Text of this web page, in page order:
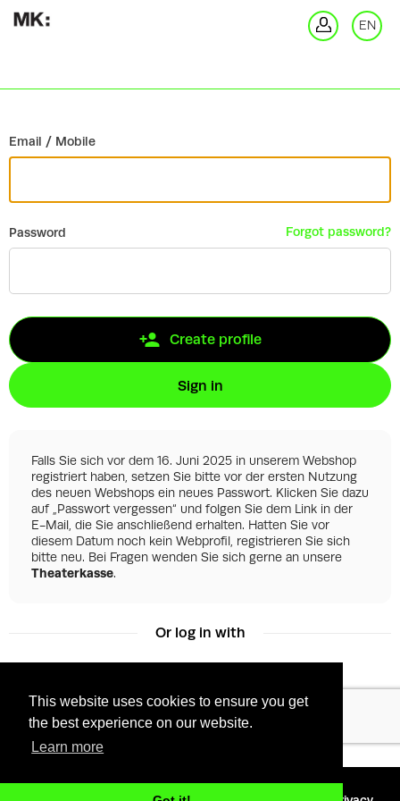
This website uses cookies to ensure you get
the best experience on our website.
Learn more
EN
Email / Mobile
Password Forgot password?
Create profile
Sign in
Falls Sie sich vor dem 16. Juni 2025 in unserem Webshop
registriert haben, setzen Sie bitte vor der ersten Nutzung
des neuen Webshops ein neues Passwort. Klicken Sie dazu
auf „Passwort vergessen“ und folgen Sie dem Link in der
E-Mail, die Sie anschließend erhalten. Hatten Sie vor
diesem Datum noch kein Webprofil, registrieren Sie sich
bitte neu. Bei Fragen wenden Sie sich gerne an unsere
Theaterkasse.
Or log in with
Facebook